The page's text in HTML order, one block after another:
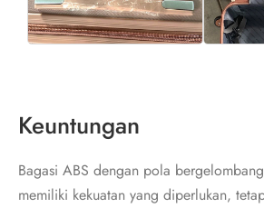
Keuntungan
Bagasi ABS dengan pola
memiliki kekuatan yang diperlukan,